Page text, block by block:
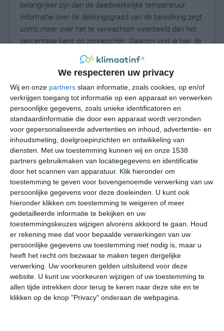
We respecteren uw privacy
Wij en onze partners slaan informatie, zoals cookies, op en/of
verkrijgen toegang tot informatie op een apparaat en verwerken
persoonlijke gegevens, zoals unieke identificatoren en
standaardinformatie die door een apparaat wordt verzonden
voor gepersonaliseerde advertenties en inhoud, advertentie- en
inhoudsmeting, doelgroepinzichten en ontwikkeling van
diensten.
Met uw toestemming kunnen wij en onze 1538
partners gebruikmaken van locatiegegevens en identificatie
door het scannen van apparatuur. Klik hieronder om
toestemming te geven voor bovengenoemde verwerking van uw
persoonlijke gegevens voor deze doeleinden. U kunt ook
hieronder klikken om toestemming te weigeren of meer
gedetailleerde informatie te bekijken en uw
toestemmingskeuzes wijzigen alvorens akkoord te gaan.
Houd
er rekening mee dat voor bepaalde verwerkingen van uw
persoonlijke gegevens uw toestemming niet nodig is, maar u
heeft het recht om bezwaar te maken tegen dergelijke
verwerking. Uw voorkeuren gelden uitsluitend voor deze
website. U kunt uw voorkeuren wijzigen of uw toestemming te
allen tijde intrekken door terug te keren naar deze site en te
klikken op de knop "Privacy" onderaan de webpagina.
belangrijker zijn dan de daadwerkelijke temperatuur.
Informatie over de dekkingsgraad van de bewolking zegt
soms meer over het te verwachten weerbeeld dan het
percentage kans op zonneschijn. Daarom vind je hier de
uitgebreide weersvoorspelling voor Sallins.
15°C
do
19°
vr za
20° 12°
zo
17° 15°
17°C 15°C 12°C
19:00 22:00 01:00 04:00 07:00
19:00 22:00 01:00 04:00 07:00